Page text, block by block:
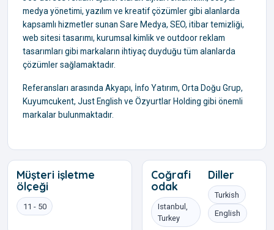
medya yönetimi, yazılım ve kreatif çözümler gibi alanlarda
kapsamlı hizmetler sunan Sare Medya, SEO, itibar temizliği,
web sitesi tasarımı, kurumsal kimlik ve outdoor reklam
tasarımları gibi markaların ihtiyaç duyduğu tüm alanlarda
çözümler sağlamaktadır.
Referansları arasında Akyapı, İnfo Yatırım, Orta Doğu Grup,
Kuyumcukent, Just English ve Özyurtlar Holding gibi önemli
markalar bulunmaktadır.
Müşteri işletme
ölçeği
11 - 50
Coğrafi
odak
Istanbul,
Turkey
Diller
Turkish
English